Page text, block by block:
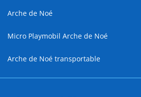
Arche de Noé
Micro Playmobil Arche de Noé
Arche de Noé transportable